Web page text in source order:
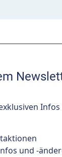
und -